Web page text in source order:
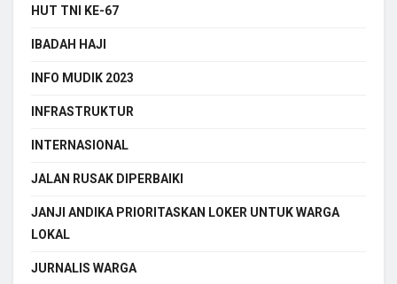
HUT TNI KE-67
IBADAH HAJI
INFO MUDIK 2023
INFRASTRUKTUR
INTERNASIONAL
JALAN RUSAK DIPERBAIKI
JANJI ANDIKA PRIORITASKAN LOKER UNTUK WARGA
LOKAL
JURNALIS WARGA